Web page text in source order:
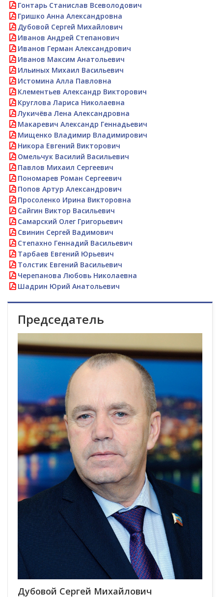
Гонтарь Станислав Всеволодович
Гришко Анна Александровна
Дубовой Сергей Михайлович
Иванов Андрей Степанович
Иванов Герман Александрович
Иванов Максим Анатольевич
Ильиных Михаил Васильевич
Истомина Алла Павловна
Клементьев Александр Викторович
Круглова Лариса Николаевна
Лукичёва Лена Александровна
Макаревич Александр Геннадьевич
Мищенко Владимир Владимирович
Никора Евгений Викторович
Омельчук Василий Васильевич
Павлов Михаил Сергеевич
Пономарев Роман Сергеевич
Попов Артур Александрович
Просоленко Ирина Викторовна
Сайгин Виктор Васильевич
Самарский Олег Григорьевич
Свинин Сергей Вадимович
Степахно Геннадий Васильевич
Тарбаев Евгений Юрьевич
Толстик Евгений Васильевич
Черепанова Любовь Николаевна
Шадрин Юрий Анатольевич
Председатель
Дубовой Сергей Михайлович